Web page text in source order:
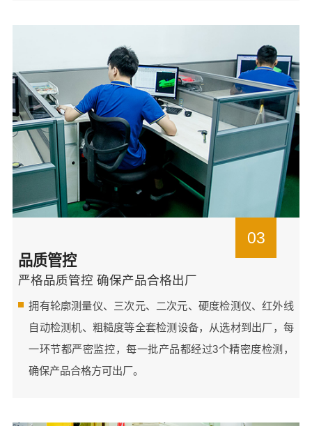
03
品质管控
严格品质管控 确保产品合格出厂
拥有轮廓测量仪、三次元、二次元、硬度检测仪、红外线
自动检测机、粗糙度等全套检测设备，从选材到出厂，每
一环节都严密监控，每一批产品都经过3个精密度检测，
确保产品合格方可出厂。